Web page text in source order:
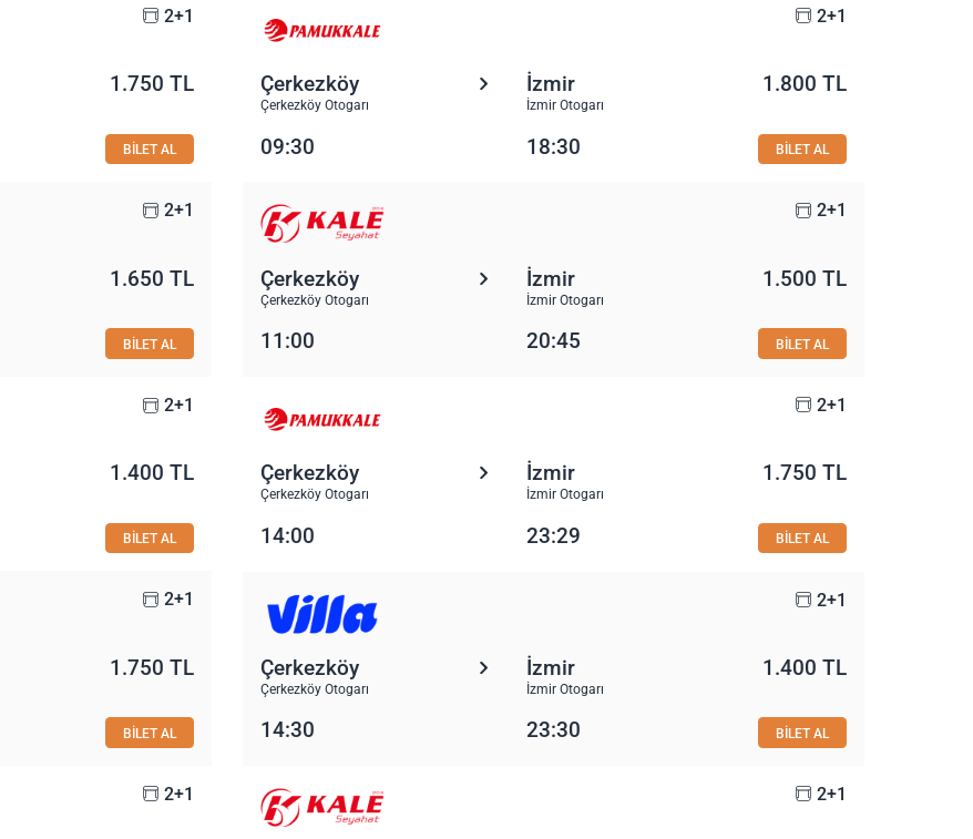
2+1
1.750 TL
BİLET AL
2+1
Çerkezköy
Çerkezköy Otogarı
İzmir
İzmir Otogarı
1.800 TL
09:30 18:30 BİLET AL
2+1
1.650 TL
BİLET AL
2+1
Çerkezköy
Çerkezköy Otogarı
İzmir
İzmir Otogarı
1.500 TL
11:00 20:45 BİLET AL
2+1
1.400 TL
BİLET AL
2+1
Çerkezköy
Çerkezköy Otogarı
İzmir
İzmir Otogarı
1.750 TL
14:00 23:29 BİLET AL
2+1
1.750 TL
BİLET AL
2+1
Çerkezköy
Çerkezköy Otogarı
İzmir
İzmir Otogarı
1.400 TL
14:30 23:30 BİLET AL
2+1 2+1